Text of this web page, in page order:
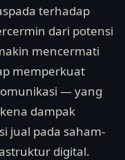
terhadap
dari potensi
mencermati
memperkuat
— yang
dampak
jual pada saham-
digital.